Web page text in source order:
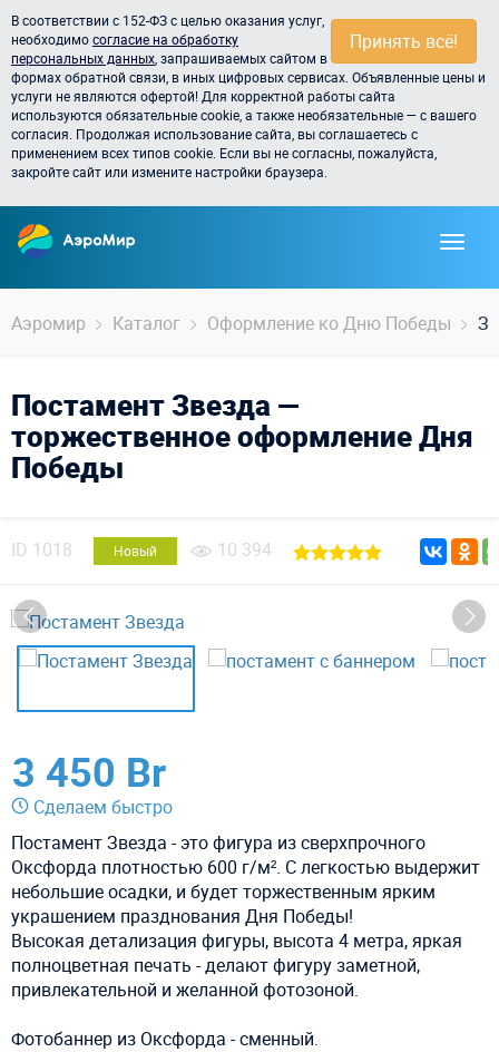
Принять всё!
В соответствии с 152-ФЗ с целью оказания услуг,
необходимосогласие на обработку
персональных данных , запрашиваемых сайтом в
формах обратной связи, в иных цифровых сервисах. Объявленные цены и
услуги не являются офертой! Для корректной работы сайта
используются обязательные cookie, а также необязательные — с вашего
согласия. Продолжая использование сайта, вы соглашаетесь с
применением всех типов cookie. Если вы не согласны, пожалуйста,
закройте сайт или измените настройки браузера.
Аэромир Каталог Оформление ко Дню Победы
Постамент Звезда —
торжественное оформление Дня
Победы
ID 1018 Новый 10 394
3 450 Br
Сделаем быстро
Постамент Звезда - это фигура из сверхпрочного
Оксфорда плотностью 600 г/м². С легкостью выдержит
небольшие осадки, и будет торжественным ярким
украшением празднования Дня Победы!
Высокая детализация фигуры, высота 4 метра, яркая
полноцветная печать - делают фигуру заметной,
привлекательной и желанной фотозоной.
Фотобаннер из Оксфорда - сменный.